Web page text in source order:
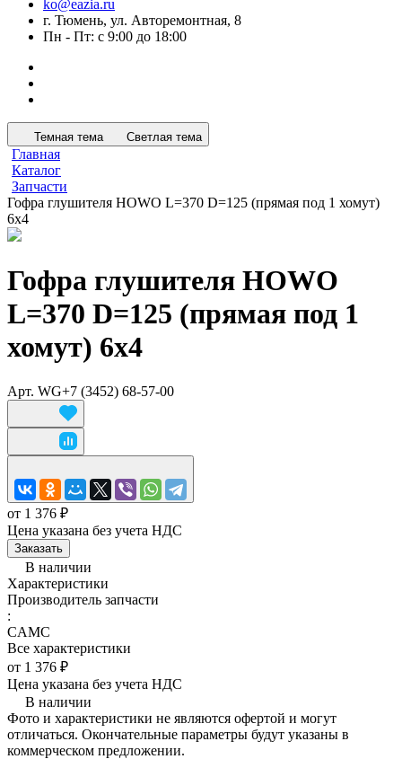
ko@eazia.ru
г. Тюмень, ул. Авторемонтная, 8
Пн - Пт: с 9:00 до 18:00
Темная тема Светлая тема
Главная
Каталог
Запчасти
Гофра глушителя HOWO L=370 D=125 (прямая под 1 хомут)
6х4
Гофра глушителя HOWO
L=370 D=125 (прямая под 1
хомут) 6х4
Арт. WG+7 (3452) 68-57-00
от 1 376 ₽
Цена указана без учета НДС
Заказать
В наличии
Характеристики
Производитель запчасти
:
CAMC
Все характеристики
от 1 376 ₽
Цена указана без учета НДС
В наличии
Фото и характеристики не являются офертой и могут
отличаться. Окончательные параметры будут указаны в
коммерческом предложении.